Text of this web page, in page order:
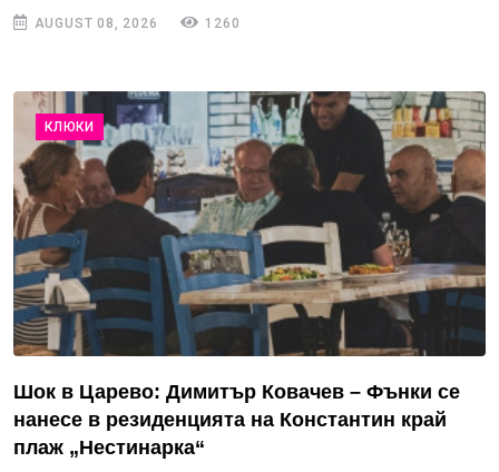
AUGUST 08, 2026 1260
КЛЮКИ
Шок в Царево: Димитър Ковачев – Фънки се
нанесе в резиденцията на Константин край
плаж „Нестинарка“